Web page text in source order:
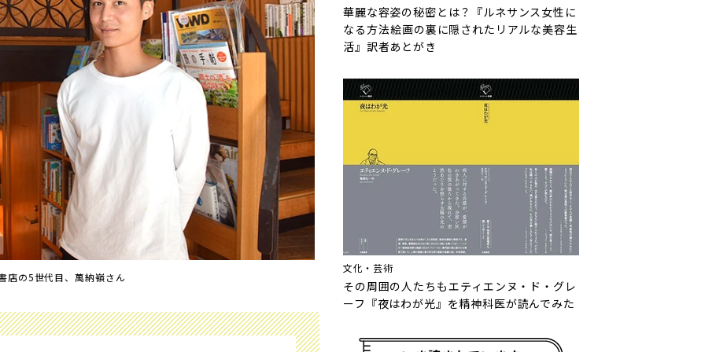
店の5世代目、萬納嶺さん
華麗な容姿の秘密とは？『ルネサンス女性に
なる方法――絵画の裏に隠されたリアルな美容生
活』訳者あとがき
文化・芸術
その周囲の人たちも――エティエンヌ・ド・グレ
ーフ『夜はわが光』を精神科医が読んでみた